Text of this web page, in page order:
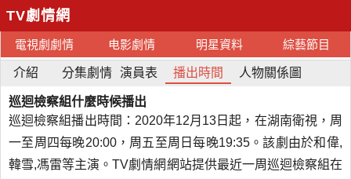
TV劇情網
電視劇劇情 电影劇情 明星資料 綜藝節目
介紹 分集劇情 演員表 播出時間 人物關係圖
巡迴檢察組什麼時候播出
巡迴檢察組播出時間：2020年12月13日起，在湖南衛視，周
一至周四每晚20:00，周五至周日每晚19:35。該劇由於和偉,
韓雪,馮雷等主演。TV劇情網網站提供最近一周巡迴檢察組在